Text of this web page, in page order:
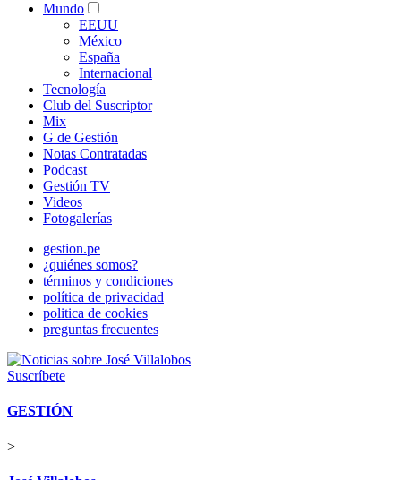
Mundo
EEUU
México
España
Internacional
Tecnología
Club del Suscriptor
Mix
G de Gestión
Notas Contratadas
Podcast
Gestión TV
Videos
Fotogalerías
gestion.pe
¿quiénes somos?
términos y condiciones
política de privacidad
politica de cookies
preguntas frecuentes
Suscríbete
GESTIÓN
>